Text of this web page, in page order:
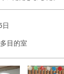
目的室